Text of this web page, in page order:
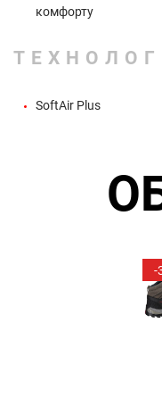
комфорту
SoftAir Plus
-